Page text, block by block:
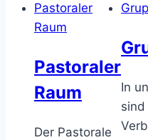
Pastoraler
Raum
Pastoraler
Raum
Der Pastorale
In
sind